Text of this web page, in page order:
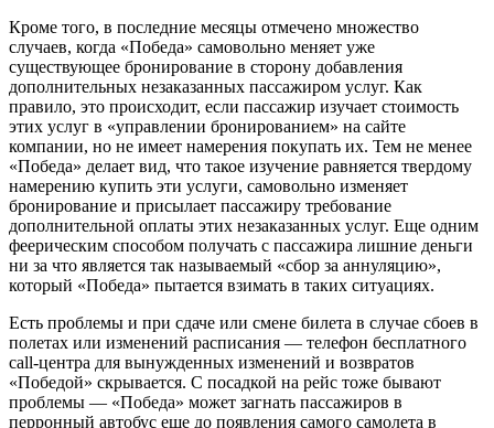
Кроме того, в последние месяцы отмечено множество
случаев, когда «Победа» самовольно меняет уже
существующее бронирование в сторону добавления
дополнительных незаказанных пассажиром услуг. Как
правило, это происходит, если пассажир изучает стоимость
этих услуг в «управлении бронированием» на сайте
компании, но не имеет намерения покупать их. Тем не менее
«Победа» делает вид, что такое изучение равняется твердому
намерению купить эти услуги, самовольно изменяет
бронирование и присылает пассажиру требование
дополнительной оплаты этих незаказанных услуг. Еще одним
феерическим способом получать с пассажира лишние деньги
ни за что является так называемый «сбор за аннуляцию»,
который «Победа» пытается взимать в таких ситуациях.
Есть проблемы и при сдаче или смене билета в случае сбоев в
полетах или изменений расписания — телефон бесплатного
call-центра для вынужденных изменений и возвратов
«Победой» скрывается. С посадкой на рейс тоже бывают
проблемы — «Победа» может загнать пассажиров в
перронный автобус еще до появления самого самолета в